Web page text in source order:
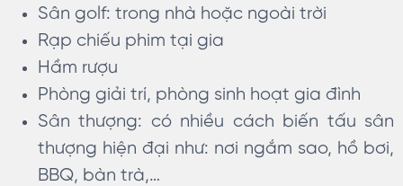
Sân golf: trong nhà hoặc ngoài trời
Rạp chiếu phim tại gia
Hầm rượu
Phòng giải trí, phòng sinh hoạt gia đình
Sân thượng: có nhiều cách biến tấu sân
thượng hiện đại như: nơi ngắm sao, hồ bơi,
BBQ, bàn trà,…